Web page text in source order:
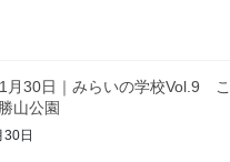
月30日｜みらいの学校Vol.9
山公園
30日